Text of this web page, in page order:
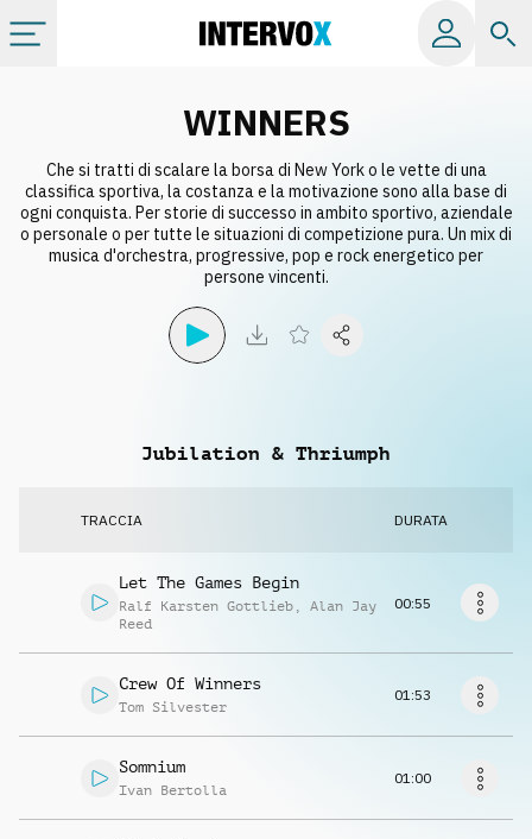
Album
Label
WINNERS
Che si tratti di scalare la borsa di New York o le vette di una
classifica sportiva, la costanza e la motivazione sono alla base di
ogni conquista. Per storie di successo in ambito sportivo, aziendale
o personale o per tutte le situazioni di competizione pura. Un mix di
musica d'orchestra, progressive, pop e rock energetico per
persone vincenti.
Jubilation & Thriumph
TRACCIA DURATA
Let The Games Begin
Ralf Karsten Gottlieb , Alan Jay
Reed
00:55
Crew Of Winners
Tom Silvester
01:53
Somnium
Ivan Bertolla
01:00